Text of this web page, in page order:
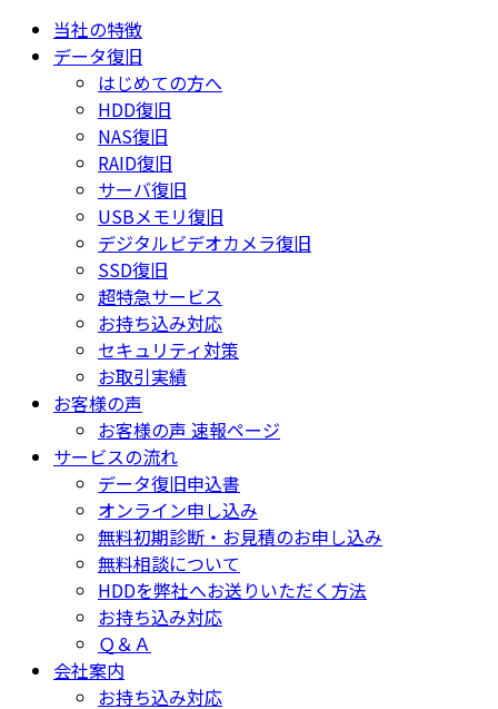
当社の特徴
データ復旧
はじめての方へ
HDD復旧
NAS復旧
RAID復旧
サーバ復旧
USBメモリ復旧
デジタルビデオカメラ復旧
SSD復旧
超特急サービス
お持ち込み対応
セキュリティ対策
お取引実績
お客様の声
お客様の声 速報ページ
サービスの流れ
データ復旧申込書
オンライン申し込み
無料初期診断・お見積のお申し込み
無料相談について
HDDを弊社へお送りいただく方法
お持ち込み対応
Ｑ＆Ａ
会社案内
お持ち込み対応